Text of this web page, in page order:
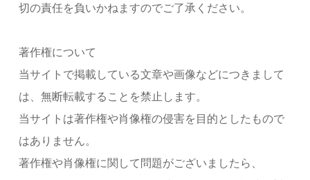
切の責任を負いかねますのでご了承ください。
著作権について
当サイトで掲載している文章や画像などにつきまして
は、無断転載することを禁止します。
当サイトは著作権や肖像権の侵害を目的としたもので
はありません。
著作権や肖像権に関して問題がございましたら、